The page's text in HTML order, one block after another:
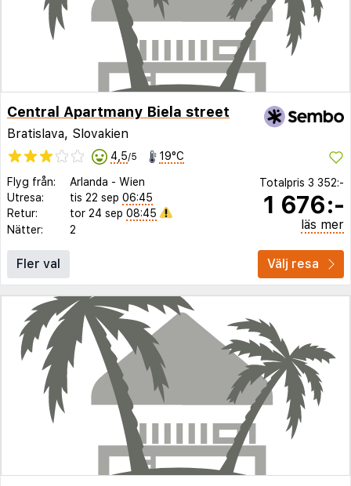
Central Apartmany Biela street
Bratislava, Slovakien
4,5/5 19°C
Flyg från: Arlanda - Wien
Utresa:
tis 22 sep 06:45
Retur:
tor 24 sep 08:45
Nätter:
2
Totalpris 3 352:-
1 676:-
läs mer
Fler val Välj resa